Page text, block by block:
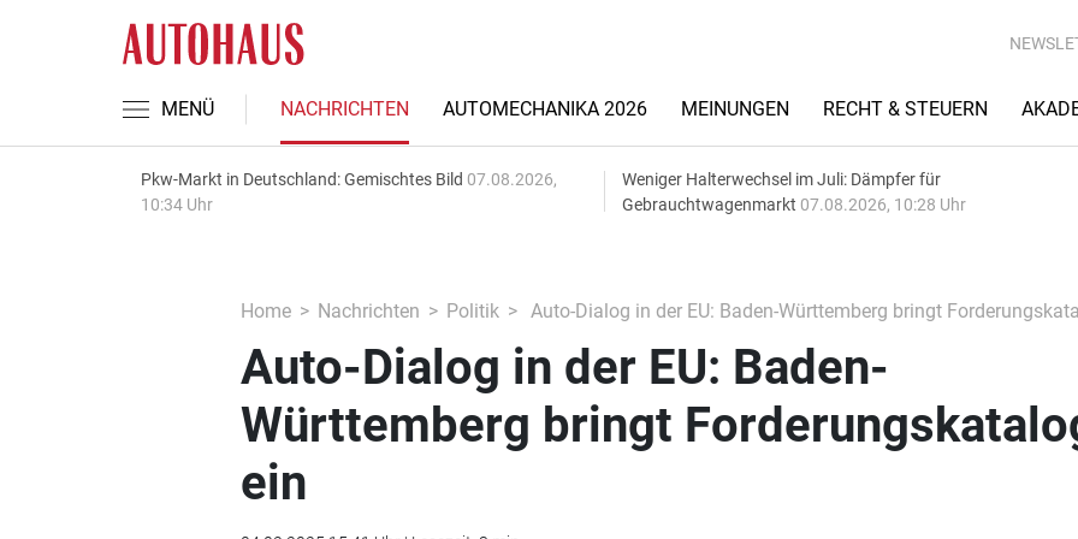
MENÜ NACHRICHTEN AUTOMECHANIKA 2026 MEINUNGEN RECHT & STEUERN
Pkw-Markt in Deutschland: Gemischtes Bild 07.08.2026,
10:34 Uhr
Weniger Halterwechsel im Juli: Dämpfer für
Gebrauchtwagenmarkt 07.08.2026, 10:28 Uhr
Home Nachrichten Politik Auto-Dialog in der EU: Baden-Württemberg bringt
Auto-Dialog in der EU: Baden-
Württemberg bringt
ein